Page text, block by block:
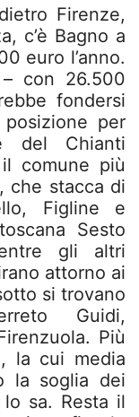
Firenze,
c’è Bagno a
euro l’anno.
con 26.500
fondersi
per
del Chianti
comune più
che stacca di
Figline e
Sesto
gli altri
attorno ai
si trovano
Guidi,
Più
la cui media
la soglia dei
sa. Resta il